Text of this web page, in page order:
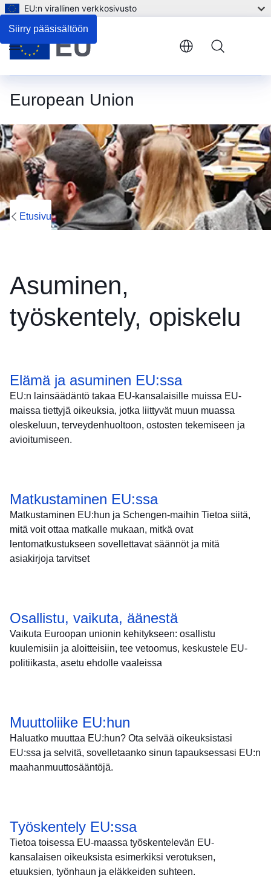
Siirry pääsisältöön
EU:n virallinen verkkosivusto
European Union
Menu
Etusivu
Asuminen,
työskentely, opiskelu
Elämä ja asuminen EU:ssa
EU:n lainsäädäntö takaa EU-kansalaisille muissa EU-
maissa tiettyjä oikeuksia, jotka liittyvät muun muassa
oleskeluun, terveydenhuoltoon, ostosten tekemiseen ja
avioitumiseen.
Matkustaminen EU:ssa
Matkustaminen EU:hun ja Schengen-maihin Tietoa siitä,
mitä voit ottaa matkalle mukaan, mitkä ovat
lentomatkustukseen sovellettavat säännöt ja mitä
asiakirjoja tarvitset
Osallistu, vaikuta, äänestä
Vaikuta Euroopan unionin kehitykseen: osallistu
kuulemisiin ja aloitteisiin, tee vetoomus, keskustele EU-
politiikasta, asetu ehdolle vaaleissa
Muuttoliike EU:hun
Haluatko muuttaa EU:hun? Ota selvää oikeuksistasi
EU:ssa ja selvitä, sovelletaanko sinun tapauksessasi EU:n
maahanmuuttosääntöjä.
Työskentely EU:ssa
Tietoa toisessa EU-maassa työskentelevän EU-
kansalaisen oikeuksista esimerkiksi verotuksen,
etuuksien, työnhaun ja eläkkeiden suhteen.